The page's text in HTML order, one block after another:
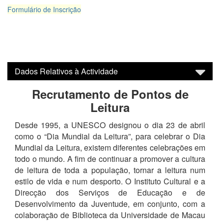
Formulário de Inscrição
Dados Relativos à Actividade
Recrutamento de Pontos de
Leitura
Desde 1995, a UNESCO designou o dia 23 de abril
como o “Dia Mundial da Leitura”, para celebrar o Dia
Mundial da Leitura, existem diferentes celebrações em
todo o mundo. A fim de continuar a promover a cultura
de leitura de toda a população, tornar a leitura num
estilo de vida e num desporto. O Instituto Cultural e a
Direcção dos Serviços de Educação e de
Desenvolvimento da Juventude, em conjunto, com a
colaboração de Biblioteca da Universidade de Macau